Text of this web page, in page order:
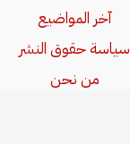
آخر المواضيع
سياسة حقوق النشر
من نحن